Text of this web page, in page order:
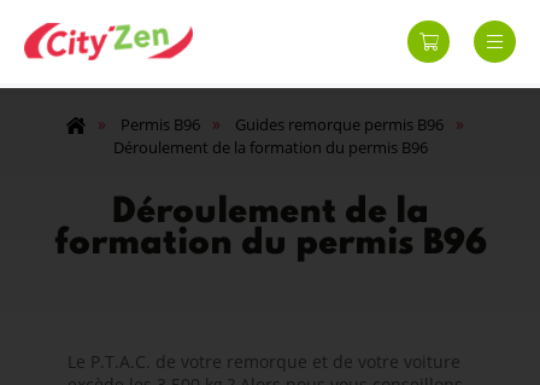
» Permis B96 » Guides remorque permis B96 »
Déroulement de la formation du permis B96
Déroulement de la
formation du permis B96
Le P.T.A.C. de votre remorque et de votre voiture